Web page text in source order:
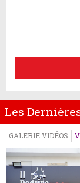
Les
GALERIE VIDÉOS